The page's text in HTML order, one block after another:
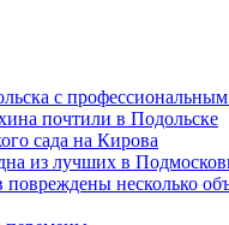
с
почтили в Подольске
сада на Кирова
из лучших в
повреждены несколько